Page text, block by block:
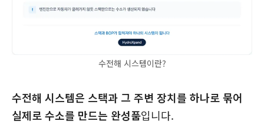
수전해 시스템이란?
수전해 시스템은 스택과 그 주변 장치를 하나로 묶어
실제로 수소를 만드는 완성품입니다.